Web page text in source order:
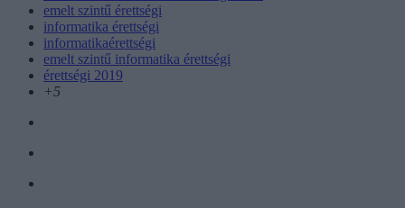
emelt szintű érettségi
informatika érettségi
informatikaérettségi
emelt szintű informatika érettségi
érettségi 2019
+5